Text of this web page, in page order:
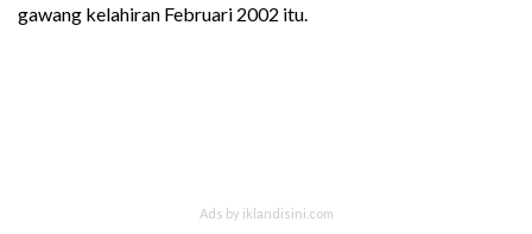
gawang kelahiran Februari 2002 itu.